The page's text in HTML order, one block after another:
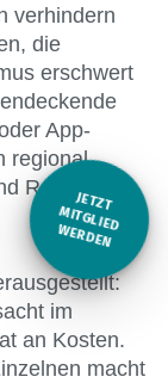
JETZT
M
ITGLIED W
ERDEN
verhindern
die
erschwert
App-
regional
Regularien.
im
an Kosten.
macht